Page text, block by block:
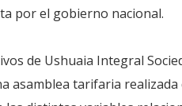
por el gobierno nacional.
de Ushuaia Integral
asamblea tarifaria realizada